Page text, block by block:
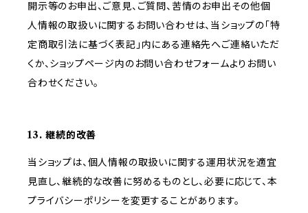
開示等のお申出、ご意見、ご質問、苦情のお申出その他個
人情報の取扱いに関するお問い合わせは、当ショップの「特
定商取引法に基づく表記」内にある連絡先へご連絡いただ
くか、ショップページ内のお問い合わせフォームよりお問い
合わせください。
13. 継続的改善
当ショップは、個人情報の取扱いに関する運用状況を適宜
見直し、継続的な改善に努めるものとし、必要に応じて、本
プライバシーポリシーを変更することがあります。